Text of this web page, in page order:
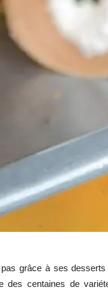
grâce à ses desserts
des centaines de